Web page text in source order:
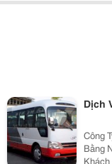
Dịch
Công
Bằng